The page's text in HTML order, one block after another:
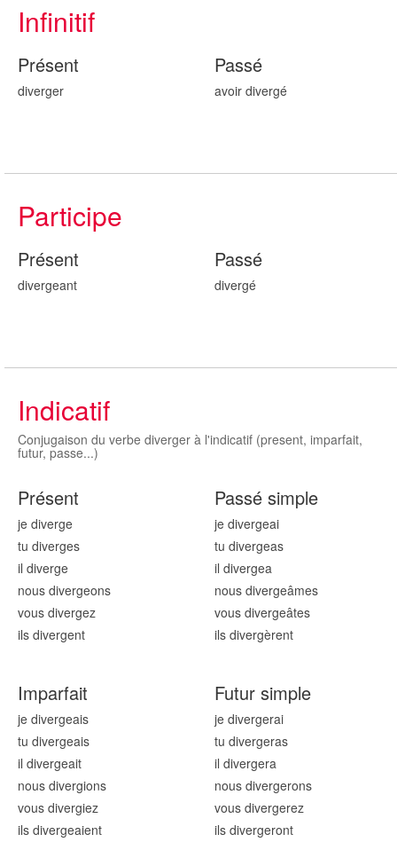
Infinitif
Présent
diverger
Passé
avoir divergé
Participe
Présent
divergeant
Passé
divergé
Indicatif
Conjugaison du verbe diverger à l'indicatif (present, imparfait,
futur, passe...)
Présent
je diverge
tu diverges
il diverge
nous divergeons
vous divergez
ils divergent
Passé simple
je divergeai
tu divergeas
il divergea
nous divergeâmes
vous divergeâtes
ils divergèrent
Imparfait
je divergeais
tu divergeais
il divergeait
nous divergions
vous divergiez
ils divergeaient
Futur simple
je divergerai
tu divergeras
il divergera
nous divergerons
vous divergerez
ils divergeront